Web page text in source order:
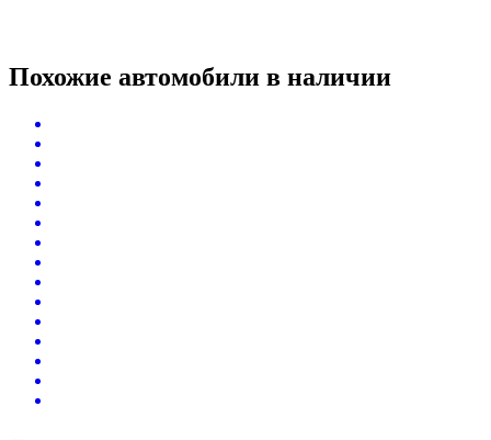
Похожие автомобили в наличии